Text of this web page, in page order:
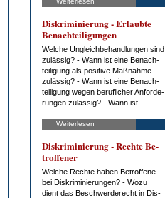
Dis­kri­mi­nie­rung - Er­laub­te
Be­nach­tei­li­gun­gen
Wel­che Un­gleich­be­hand­lun­gen sind
zu­läs­sig? - Wann ist ei­ne Be­nach­
tei­li­gung als po­si­ti­ve Maß­nah­me
zu­läs­sig? - Wann ist ei­ne Be­nach­
tei­li­gung we­gen be­ruf­li­cher An­for­de­
run­gen zu­läs­sig? - Wann ist ...
Weiterlesen
Dis­kri­mi­nie­rung - Rech­te Be­
trof­fe­ner
Wel­che Rech­te ha­ben Be­trof­fe­ne
bei Dis­kri­mi­nie­run­gen? - Wo­zu
dient das Be­schwer­de­recht in Dis­